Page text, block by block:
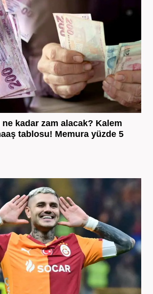
kadar zam alacak? Kalem
tablosu! Memura yüzde 5